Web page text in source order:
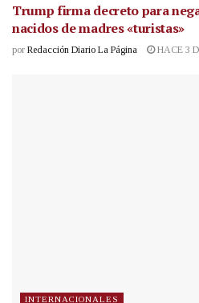
Trump firma decreto para
nacidos de madres «turistas»
por Redacción Diario La Página HACE 3
INTERNACIONALES